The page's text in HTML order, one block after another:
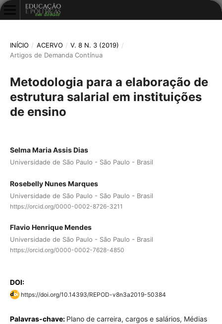
INÍCIO / ACERVO / V. 8 N. 3 (2019) /
Artigos de Demanda Contínua
Metodologia para a elaboração de
estrutura salarial em instituições
de ensino
Selma Maria Assis Dias
Universidade de São Paulo - São Paulo - Brasil
Rosebelly Nunes Marques
Universidade de São Paulo - São Paulo - Brasil
https://orcid.org/0000-0002-8726-3211
Flavio Henrique Mendes
Universidade de São Paulo - São Paulo - Brasil
https://orcid.org/0000-0002-7628-4850
DOI:
https://doi.org/10.14393/REPOD-v8n3a2019-50384
Palavras-chave: Plano de carreira, cargos e salários, Médias